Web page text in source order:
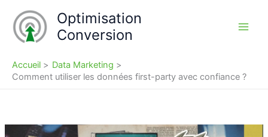
contenu
Optimisation
Conversion
Accueil
Data Marketing
Comment utiliser les données first-party avec confiance ?